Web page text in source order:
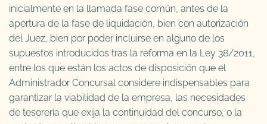
inicialmente en la llamada fase común, antes de la
apertura de la fase de liquidación, bien con autorización
del Juez, bien por poder incluirse en alguno de los
supuestos introducidos tras la reforma en la Ley 38/2011,
entre los que están los actos de disposición que el
Administrador Concursal considere indispensables para
garantizar la viabilidad de la empresa, las necesidades
de tesorería que exija la continuidad del concurso, o la